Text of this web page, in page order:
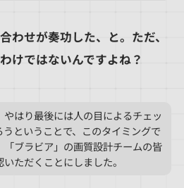
わせが奏功した、と。ただ、
けではないんですよね？
やはり最後には人の目によるチェッ
うということで、このタイミングで
「ブラビア」の画質設計チームの皆
ただくことにしました。